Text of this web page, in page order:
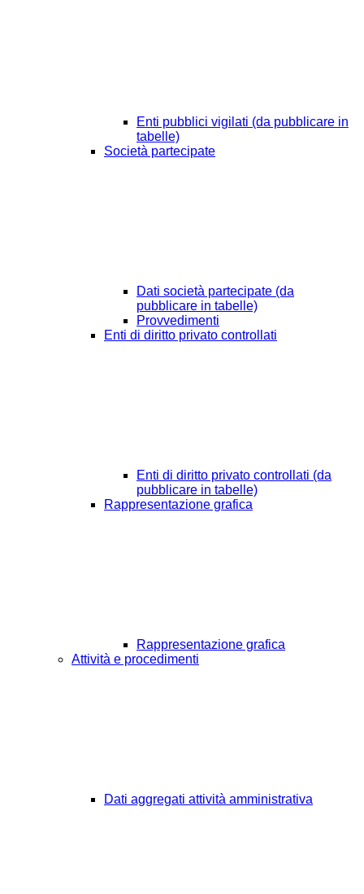
Enti pubblici vigilati (da pubblicare in
tabelle)
Società partecipate
Dati società partecipate (da
pubblicare in tabelle)
Provvedimenti
Enti di diritto privato controllati
Enti di diritto privato controllati (da
pubblicare in tabelle)
Rappresentazione grafica
Rappresentazione grafica
Attività e procedimenti
Dati aggregati attività amministrativa